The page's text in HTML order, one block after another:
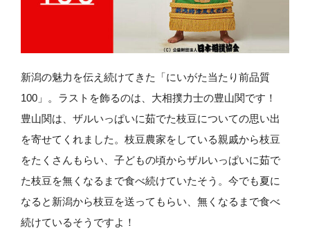
新潟の魅力を伝え続けてきた「にいがた当たり前品質
100」。ラストを飾るのは、大相撲力士の豊山関です！
豊山関は、ザルいっぱいに茹でた枝豆についての思い出
を寄せてくれました。枝豆農家をしている親戚から枝豆
をたくさんもらい、子どもの頃からザルいっぱいに茹で
た枝豆を無くなるまで食べ続けていたそう。今でも夏に
なると新潟から枝豆を送ってもらい、無くなるまで食べ
続けているそうですよ！